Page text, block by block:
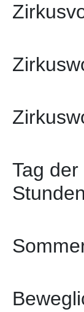
Tag